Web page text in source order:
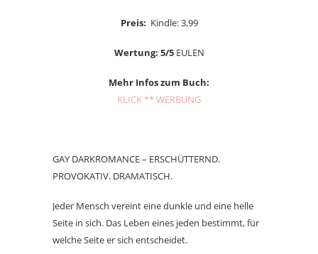
Preis: Kindle: 3,99
Wertung: 5/5EULEN
Mehr Infos zum Buch:
KLICK ** WERBUNG
GAY DARKROMANCE – ERSCHÜTTERND.
PROVOKATIV. DRAMATISCH.
Jeder Mensch vereint eine dunkle und eine helle
Seite in sich. Das Leben eines jeden bestimmt, für
welche Seite er sich entscheidet.